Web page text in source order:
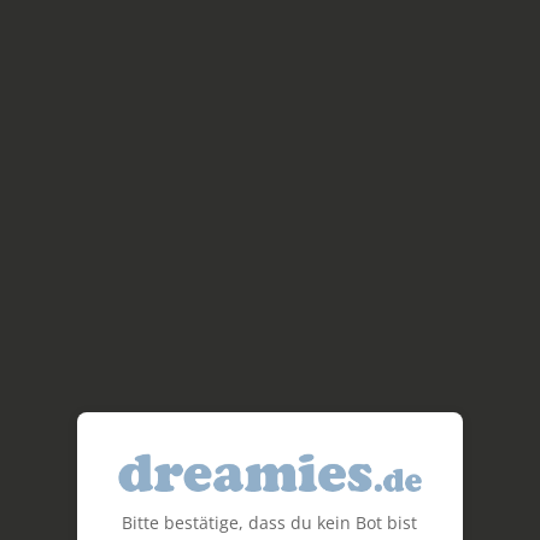
Bitte bestätige, dass du kein Bot bist